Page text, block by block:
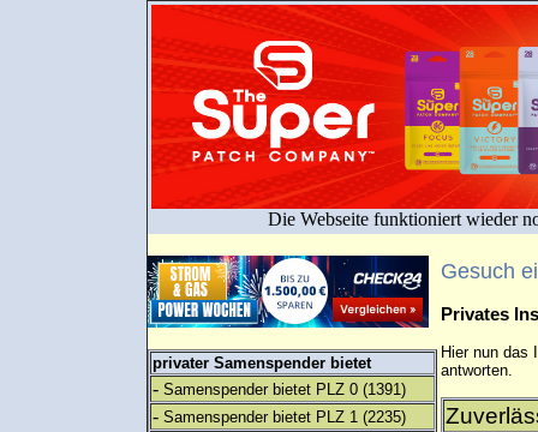
Die Webseite funktioniert wieder
privater Samenspender bietet
- Samenspender bietet PLZ 0 (1391)
- Samenspender bietet PLZ 1 (2235)
Gesuch
Privates
Hier nun das
antworten.